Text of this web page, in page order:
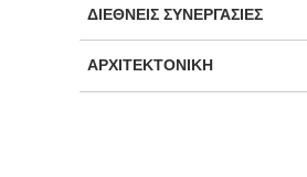
ΔΙΕΘΝΕΊΣ ΣΥΝΕΡΓΑΣΊΕΣ
ΑΡΧΙΤΕΚΤΟΝΙΚΉ